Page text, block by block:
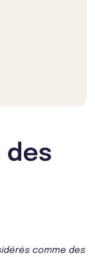
des
comme des